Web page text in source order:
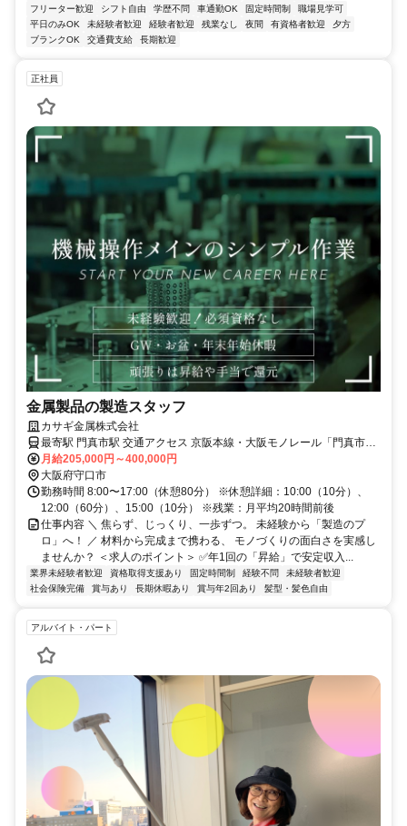
フリーター歓迎
シフト自由 学歴不問 車通勤OK 固定時間制
職場見学可
平日のみOK
未経験者歓迎 経験者歓迎 残業なし 夜間 有資格者歓迎
夕方
ブランクOK
交通費支給 長期歓迎
正社員
金属製品の製造スタッフ
カサギ金属株式会社
最寄駅 門真市駅 交通アクセス 京阪本線・大阪モノレール「門真市
駅」より徒歩約15分 ★徒歩圏内にららぽーと門真があります ！ ★バ
イク通勤OK
月給205,000円～400,000円
大阪府守口市
勤務時間 8:00〜17:00（休憩80分） ※休憩詳細：10:00（10分）、
12:00（60分）、15:00（10分） ※残業：月平均20時間前後
仕事内容 ＼ 焦らず、じっくり、一歩ずつ。 未経験から「製造のプ
ロ」へ！ ／ 材料から完成まで携わる、 モノづくりの面白さを実感し
ませんか？ ＜求人のポイント＞ ✅年1回の「昇給」で安定収入...
業界未経験者歓迎 資格取得支援あり 固定時間制 経験不問
未経験者歓迎
社会保険完備
賞与あり 長期休暇あり 賞与年2回あり 髪型・髪色自由
アルバイト・パート